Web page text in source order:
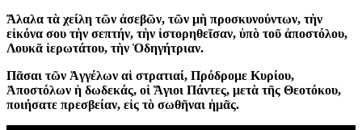
Ἄλαλα τὰ χείλη τῶν ἀσεβῶν, τῶν μὴ προσκυνούντων, τὴν
εἰκόνα σου τὴν σεπτήν, τὴν ἱστορηθεῖσαν, ὑπὸ τοῦ ἀποστόλου,
Λουκᾶ ἱερωτάτου, τὴν Ὁδηγήτριαν.
Πᾶσαι τῶν Ἀγγέλων αἱ στρατιαί, Πρόδρομε Κυρίου,
Ἀποστόλων ἡ δωδεκάς, οἱ Ἅγιοι Πάντες, μετὰ τῆς Θεοτόκου,
ποιήσατε πρεσβείαν, εἰς τὸ σωθῆναι ἡμᾶς.